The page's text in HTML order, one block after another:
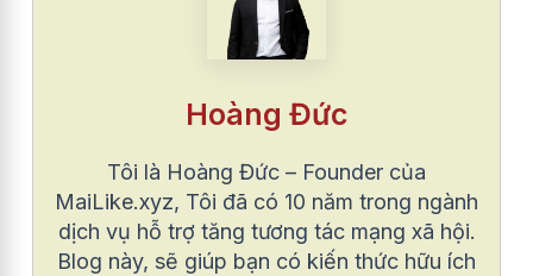
Hoàng Đức
Tôi là Hoàng Đức – Founder của
MaiLike.xyz, Tôi đã có 10 năm trong ngành
dịch vụ hỗ trợ tăng tương tác mạng xã hội.
Blog này, sẽ giúp bạn có kiến thức hữu ích